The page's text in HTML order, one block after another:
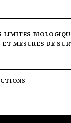
LIMITES
ET MESURES DE